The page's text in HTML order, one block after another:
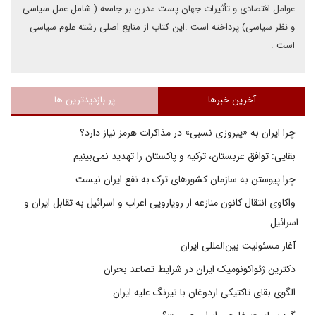
عوامل اقتصادی و تأثیرات جهان پست مدرن بر جامعه ( شامل عمل سیاسی
و نظر سیاسی) پرداخته است .این کتاب از منابع اصلی رشته علوم سیاسی
است .
آخرین خبرها پر بازدیدترین ها
چرا ایران به «پیروزی نسبی» در مذاکرات هرمز نیاز دارد؟
بقایی: توافق عربستان، ترکیه و پاکستان را تهدید نمی‌بینیم
چرا پیوستن به سازمان کشورهای ترک به نفع ایران نیست
واکاوی انتقال کانون منازعه از رویارویی اعراب و اسرائیل به تقابل ایران و
اسرائیل
آغاز مسئولیت بین‌المللی ایران
دکترین ژئواکونومیک ایران در شرایط تصاعد بحران
الگوی بقای تاکتیکی اردوغان با نیرنگ علیه ایران